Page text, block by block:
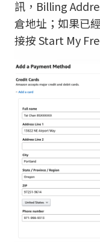
訊，Billing
倉地址；如果已
接按 Start My